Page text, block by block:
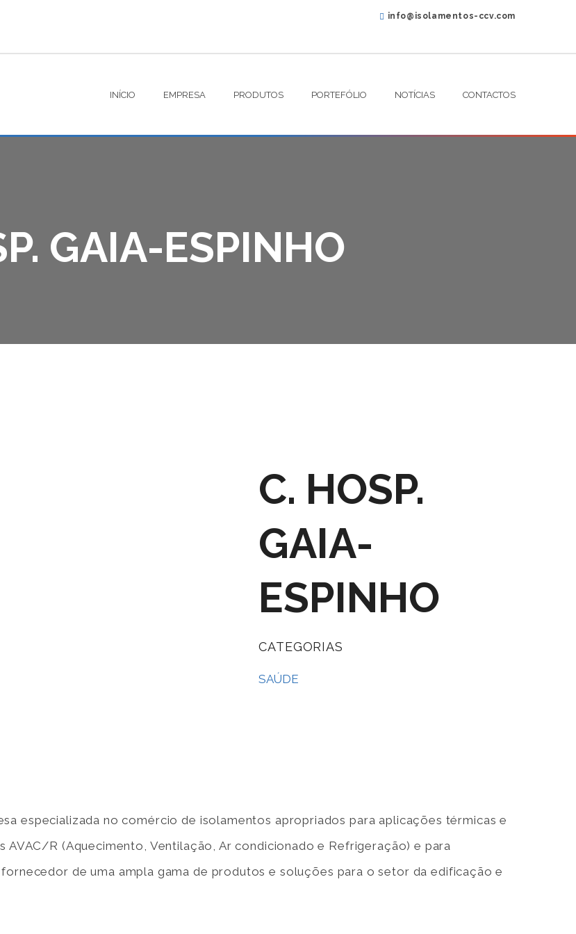
info@isolamentos-ccv.com
INÍCIO EMPRESA PRODUTOS PORTEFÓLIO NOTÍCIAS CONTACTOS
GAIA-ESPINHO
C. HOSP.
GAIA-
ESPINHO
CATEGORIAS
SAÚDE
especializada no comércio de isolamentos apropriados para aplicações térmicas e
AVAC/R (Aquecimento, Ventilação, Ar condicionado e Refrigeração) e para
de uma ampla gama de produtos e soluções para o setor da edificação e